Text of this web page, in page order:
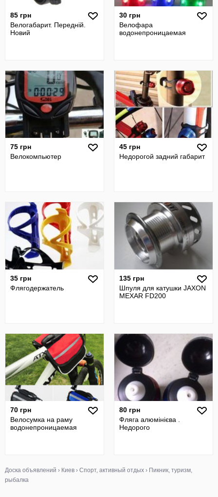
85 грн
Велогабарит. Передній.
Новий
30 грн
Велофара
водонепроницаемая
75 грн
Велокомпьютер
45 грн
Недорогой задний габарит
35 грн
Флягодержатель
135 грн
Шпуля для катушки JAXON
MEXAR FD200
70 грн
Велосумка на раму
водонепроницаемая
80 грн
Фляга алюмінієва .
Недорого
Доска объявлений › Киев › Спорт, активный отдых › Пикник, туризм,
рыбалка